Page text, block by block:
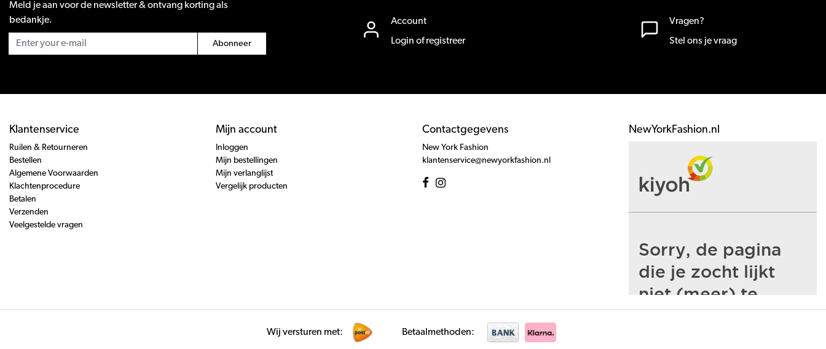
Meld je aan voor de newsletter & ontvang korting als
bedankje.
Abonneer
Account
Login of registreer
Vragen?
Stel ons je vraag
Klantenservice
Ruilen & Retourneren
Bestellen
Algemene Voorwaarden
Klachtenprocedure
Betalen
Verzenden
Veelgestelde vragen
Mijn account
Inloggen
Mijn bestellingen
Mijn verlanglijst
Vergelijk producten
Contactgegevens
New York Fashion
klantenservice@newyorkfashion.nl
NewYorkFashion.nl
Wij versturen met: Betaalmethoden: